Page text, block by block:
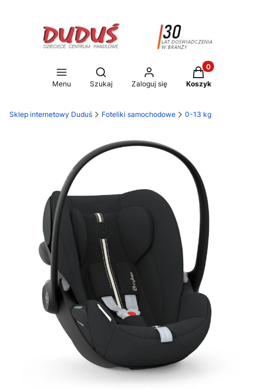
Menu
Otwórz wyszukiwarkę
Szukaj Zaloguj się
Produkty w
Koszyk
Sklep internetowy Duduś Foteliki samochodowe 0-13 kg